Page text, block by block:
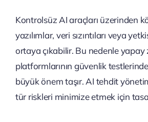
Kontrolsüz AI araçları üzerinden
yazılımlar, veri sızıntıları veya
ortaya çıkabilir. Bu nedenle yapay
platformlarının güvenlik
büyük önem taşır. AI tehdit
tür riskleri minimize etmek için